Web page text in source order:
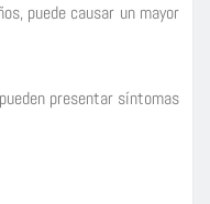
puede causar un mayor
presentar síntomas